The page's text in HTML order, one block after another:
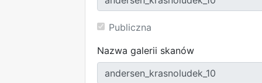
Publiczna
Nazwa galerii skanów